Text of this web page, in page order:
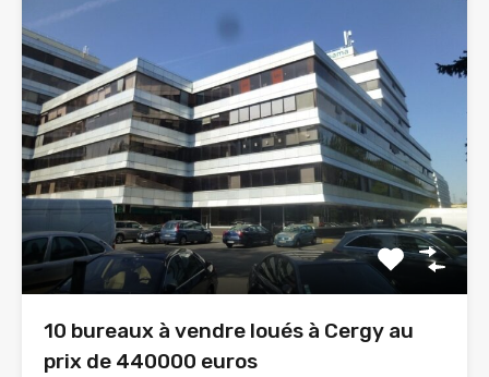
10 bureaux à vendre loués à Cergy au
prix de 440000 euros